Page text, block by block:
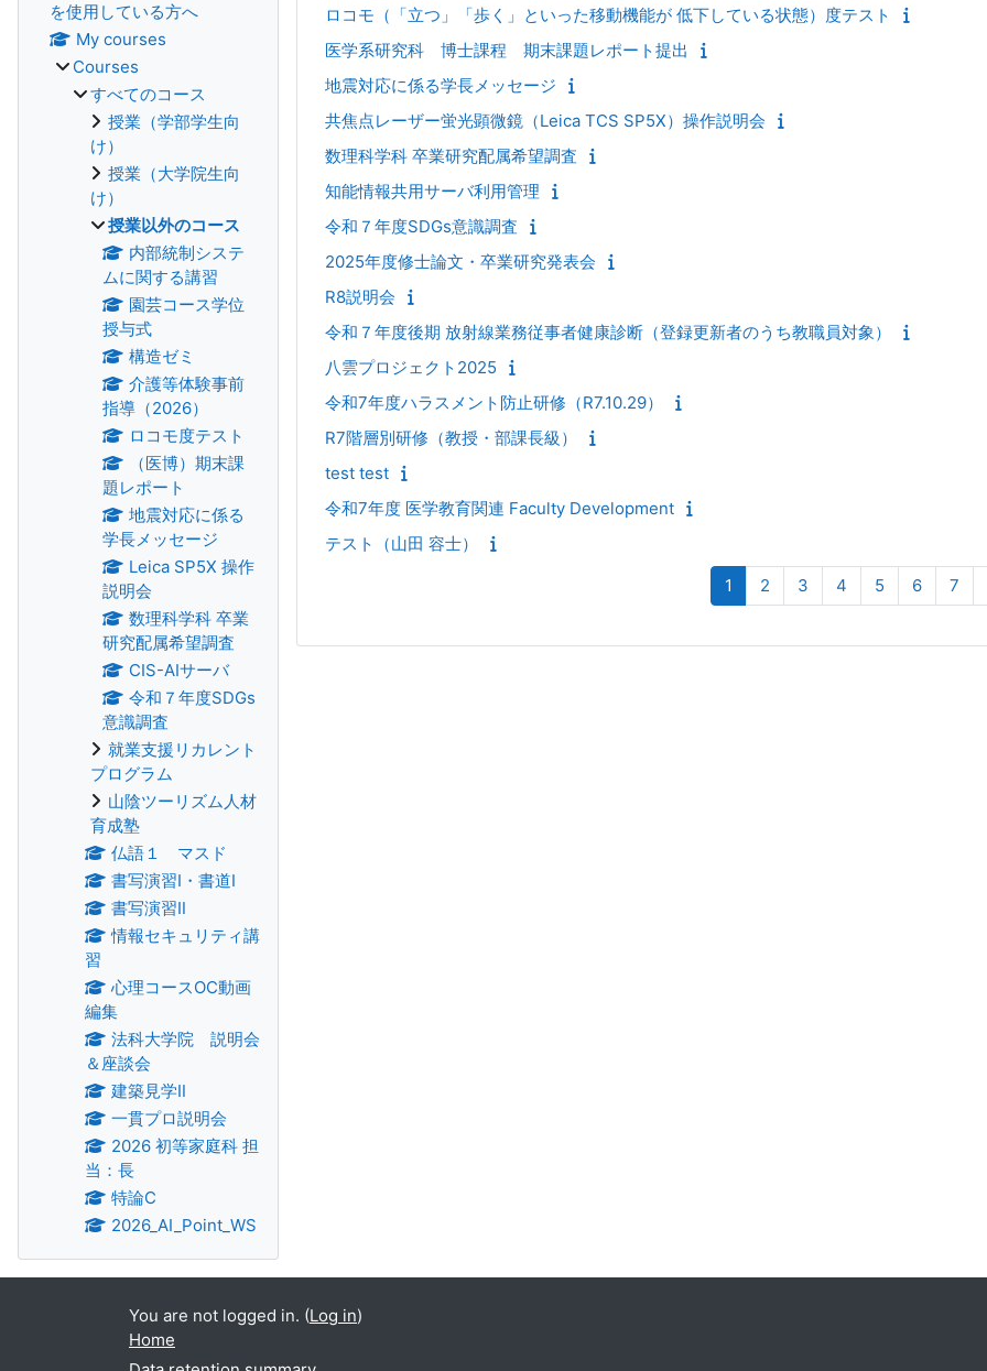
ロコモ（「立つ」「歩く」といった移動機能が 低下している状態）度テスト
医学系研究科 博士課程 期末課題レポート提出
地震対応に係る学長メッセージ
共焦点レーザー蛍光顕微鏡（Leica TCS SP5X）操作説明会
数理科学科 卒業研究配属希望調査
知能情報共用サーバ利用管理
令和７年度SDGs意識調査
2025年度修士論文・卒業研究発表会
R8説明会
令和７年度後期 放射線業務従事者健康診断（登録更新者のうち教職員対象）
八雲プロジェクト2025
令和7年度ハラスメント防止研修（R7.10.29）
R7階層別研修（教授・部課長級）
test test
令和7年度 医学教育関連 Faculty Development
テスト（山田 容士）
1 Page 1
2 Page 2
3 Page 3
4 Page 4
5 Page 5
6Page 6
7
を使用している方へ
My courses
Courses
すべてのコース
授業（学部学生向
け）
授業（大学院生向
け）
授業以外のコース
内部統制システ
ムに関する講習
園芸コース学位
授与式
構造ゼミ
介護等体験事前
指導（2026）
ロコモ度テスト
（医博）期末課
題レポート
地震対応に係る
学長メッセージ
Leica SP5X 操作
説明会
数理科学科 卒業
研究配属希望調査
CIS-AIサーバ
令和７年度SDGs
意識調査
就業支援リカレント
プログラム
山陰ツーリズム人材
育成塾
仏語１ マスド
書写演習Ⅰ・書道Ⅰ
書写演習Ⅱ
情報セキュリティ講
習
心理コースOC動画
編集
法科大学院 説明会
＆座談会
建築見学Ⅱ
一貫プロ説明会
2026 初等家庭科 担
当：長
特論C
2026_AI_Point_WS
You are not logged in. (Log in)
Home